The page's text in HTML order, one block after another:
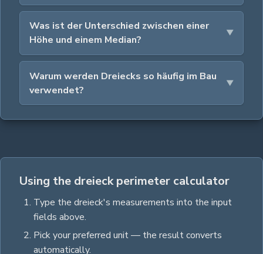
Was ist der Unterschied zwischen einer
Höhe und einem Median?
Warum werden Dreiecks so häufig im Bau
verwendet?
Using the dreieck perimeter calculator
Type the dreieck's measurements into the input
fields above.
Pick your preferred unit — the result converts
automatically.